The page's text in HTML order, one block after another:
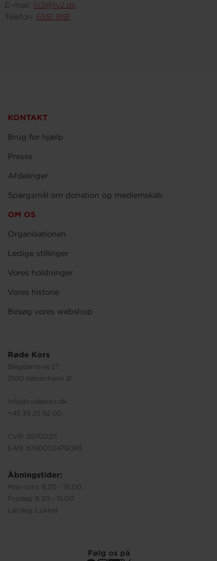
E-mail: tv2@tv2.dk
Telefon: 6591 9191
Røde Kors
Blegdamsvej 27
2100 København Ø
info@rodekors.dk
+45 35 25 92 00
CVR: 20700211
EAN: 5790002478093
Åbningstider:
Man-tors: 8.30 - 16.00
Fredag: 8.30 - 15.00
Lørdag: Lukket
KONTAKT
Brug for hjælp
Presse
Afdelinger
Spørgsmål om donation og medlemskab
OM OS
Organisationen
Ledige stillinger
Vores holdninger
Vores historie
Besøg vores webshop
Følg os på